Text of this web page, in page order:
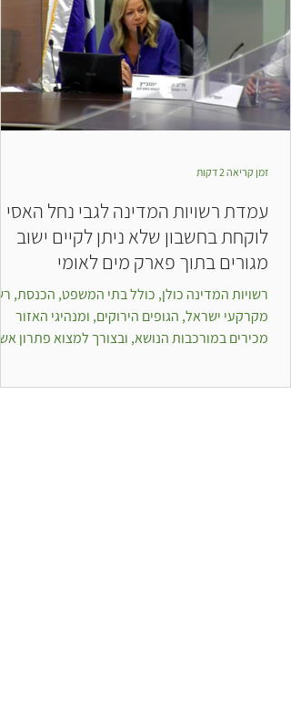
עמדת רשויות המדינה לגבי נחל האסי
לוקחת בחשבון שלא ניתן לקיים ישוב
מגורים בתוך פארק מים לאומי
רשויות המדינה כולן, כולל בתי המשפט, הכנסת,
מקרקעי ישראל, הגופים הירוקים, ומנהיגי האזור
מכירים במורכבות הנושא, ובצורך למצוא פתרון
זמן קריאה 2 דקות